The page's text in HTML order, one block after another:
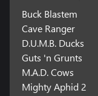
Buck Blastem
Cave Ranger
D.U.M.B. Ducks
Guts 'n Grunts
M.A.D. Cows
Mighty Aphid 2